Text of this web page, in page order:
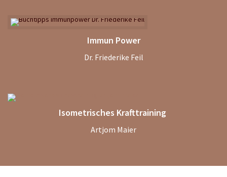
Immun Power
Dr. Friederike Feil
Isometrisches Krafttraining
Artjom Maier